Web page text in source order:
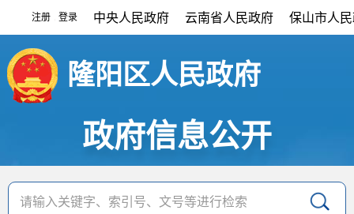
注册 登录 中央人民政府 云南省人民政府 保山市人
隆阳区人民政府
政府信息公开